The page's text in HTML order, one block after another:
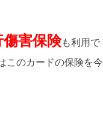
害保険も利用で
このカードの保険を今